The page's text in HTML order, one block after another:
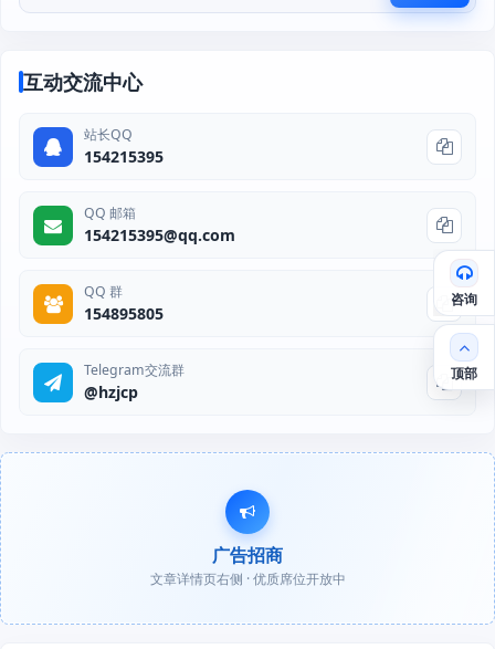
互动交流中心
站长QQ
154215395
QQ 邮箱
154215395@qq.com
QQ 群
154895805
Telegram交流群
@hzjcp
广告招商
文章详情页右侧 · 优质席位开放中
咨询
顶部